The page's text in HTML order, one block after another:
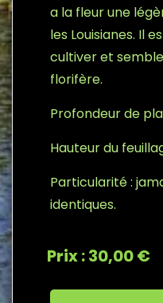
a la fleur une
les Louisianes. Il
cultiver et
florifère.
Profondeur de
Hauteur du
Particularité :
identiques.
Prix : 30,00 €